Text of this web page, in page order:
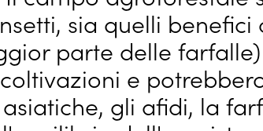
sia quelli
parte delle
e
gli afidi, la